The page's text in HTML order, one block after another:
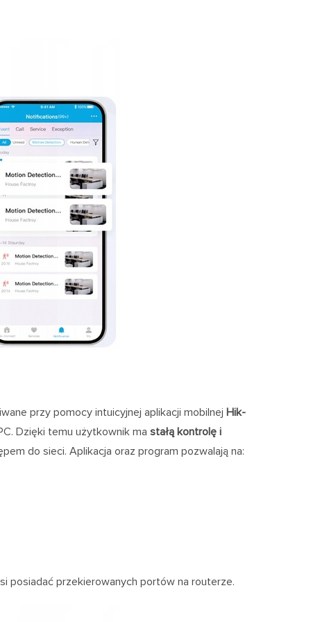
przy pomocy intuicyjnej aplikacji mobilnej Hik-
Dzięki temu użytkownik ma stałą kontrolę i
do sieci. Aplikacja oraz program pozwalają na:
posiadać przekierowanych portów na routerze.